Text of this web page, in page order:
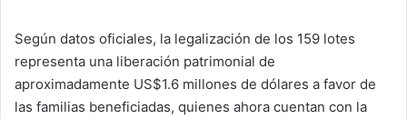
Según datos oficiales, la legalización de los 159 lotes
representa una liberación patrimonial de
aproximadamente US$1.6 millones de dólares a favor de
las familias beneficiadas, quienes ahora cuentan con la